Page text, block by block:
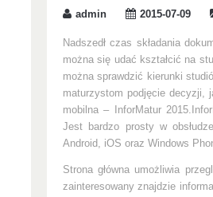
admin 2015-07-09
Nadszedł czas składania
można się udać kształcić na
można sprawdzić kierunki
maturzystom podjęcie decyzji,
mobilna – InforMatur 2015.
Jest bardzo prosty w
Android, iOS oraz Windows
Strona główna umożliwia
zainteresowany znajdzie